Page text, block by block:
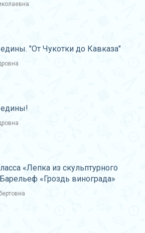
"От Чукотки до Кавказа"
«Лепка из скульптурного
«Гроздь винограда»